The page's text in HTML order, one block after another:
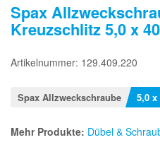
Spax
Kreuzschlitz 5,0 x
Artikelnummer: 129.409.220
Spax Allzweckschraube 5,0 x
Mehr Produkte: Dübel &